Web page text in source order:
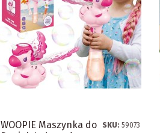
WOOPIE Maszynka do
SKU:59073